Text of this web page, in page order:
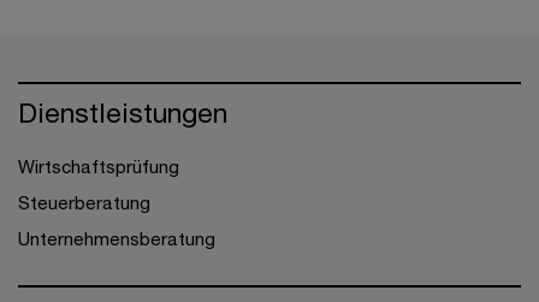
Dienstleistungen
Wirtschaftsprüfung
Steuerberatung
Unternehmensberatung